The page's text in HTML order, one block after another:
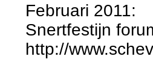
Februari 2011:
Snertfestijn
http://